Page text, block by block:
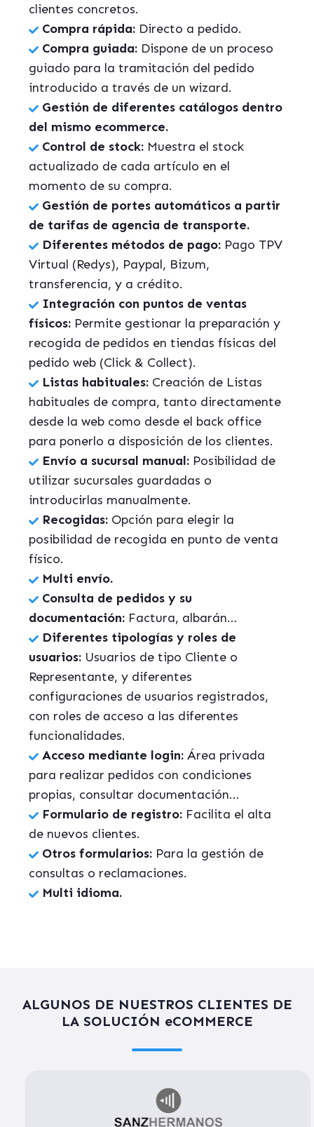
clientes concretos.
Compra rápida: Directo a pedido.
Compra guiada: Dispone de un proceso
guiado para la tramitación del pedido
introducido a través de un wizard.
Gestión de diferentes catálogos dentro
del mismo ecommerce.
Control de stock: Muestra el stock
actualizado de cada artículo en el
momento de su compra.
Gestión de portes automáticos a partir
de tarifas de agencia de transporte.
Diferentes métodos de pago: Pago TPV
Virtual (Redys), Paypal, Bizum,
transferencia, y a crédito.
Integración con puntos de ventas
físicos: Permite gestionar la preparación y
recogida de pedidos en tiendas físicas del
pedido web (Click & Collect).
Listas habituales: Creación de Listas
habituales de compra, tanto directamente
desde la web como desde el back office
para ponerlo a disposición de los clientes.
Envío a sucursal manual: Posibilidad de
utilizar sucursales guardadas o
introducirlas manualmente.
Recogidas: Opción para elegir la
posibilidad de recogida en punto de venta
físico.
Multi envío.
Consulta de pedidos y su
documentación: Factura, albarán…
Diferentes tipologías y roles de
usuarios: Usuarios de tipo Cliente o
Representante, y diferentes
configuraciones de usuarios registrados,
con roles de acceso a las diferentes
funcionalidades.
Acceso mediante login: Área privada
para realizar pedidos con condiciones
propias, consultar documentación…
Formulario de registro: Facilita el alta
de nuevos clientes.
Otros formularios: Para la gestión de
consultas o reclamaciones.
Multi idioma.
ALGUNOS DE NUESTROS CLIENTES DE
LA SOLUCIÓN eCOMMERCE